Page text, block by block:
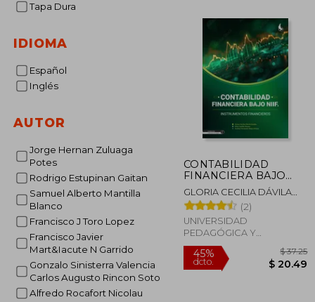
Tapa Dura
IDIOMA
Español
Inglés
AUTOR
Jorge Hernan Zuluaga
Potes
Rodrigo Estupinan Gaitan
Samuel Alberto Mantilla
Blanco
Francisco J Toro Lopez
Francisco Javier
Mart&Iacute N Garrido
Gonzalo Sinisterra Valencia
Carlos Augusto Rincon Soto
Alfredo Rocafort Nicolau
CONTABILIDAD
FINANCIERA BAJO
NIIF. INSTRUMENTOS
FINANCIEROS.
GLORIA CECILIA DÁVILA
GIRALDO, DILIA CASTILLO
NOSSA, ANDRÉS
FERNANDO MEJÍA AMAYA.
(2)
UNIVERSIDAD
PEDAGÓGICA Y
TECNOLÓGICA DE
COLOM, 2024, Tapa
Blanda, Nuevo